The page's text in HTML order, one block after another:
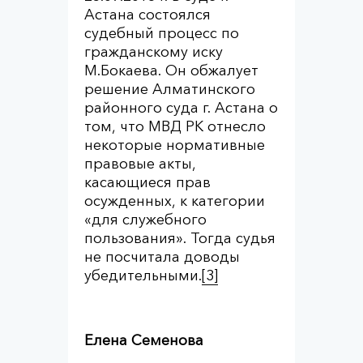
Астана состоялся
судебный процесс по
гражданскому иску
М.Бокаева. Он обжалует
решение Алматинского
районного суда г. Астана о
том, что МВД РК отнесло
некоторые нормативные
правовые акты,
касающиеся прав
осужденных, к категории
«для служебного
пользования». Тогда судья
не посчитала доводы
убедительными.[3]
Елена Семенова